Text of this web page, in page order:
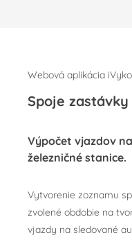
Webová aplikácia
Spoje zastávky
Výpočet vjazdov
železničné stanice.
Vytvorenie zoznamu
zvolené obdobie na
vjazdy na sledované